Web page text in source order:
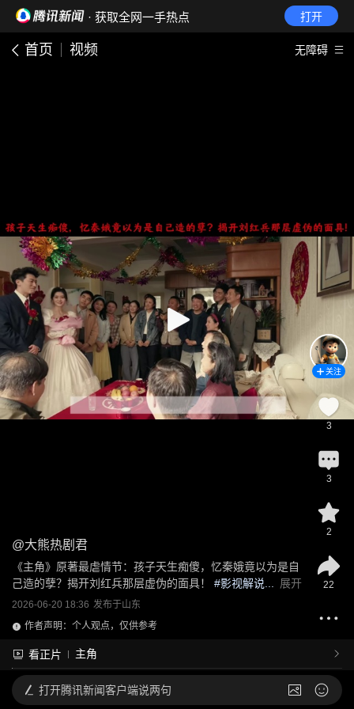
· 获取全网一手热点 打开
首页 视频 无障碍
@大熊热剧君
《主角》原著最虐情节：孩子天生痴傻，忆秦娥竟以为是自
己造的孽？揭开刘红兵那层虚伪的面具！
#影视解说... 展开
2026-06-20 18:36 发布于山东
作者声明：个人观点，仅供参考
看正片 主角
关注
3
3
2
22
打开腾讯新闻客户端说两句